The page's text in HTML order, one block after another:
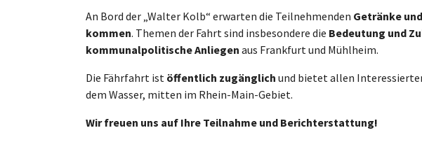
An Bord der „Walter Kolb“ erwarten die Teilnehmenden Getränke
kommen. Themen der Fahrt sind insbesondere die Bedeutung und
kommunalpolitische Anliegen aus Frankfurt und Mühlheim.
Die Fährfahrt ist öffentlich zugänglich und bietet allen
dem Wasser, mitten im Rhein-Main-Gebiet.
Wir freuen uns auf Ihre Teilnahme und Berichterstattung!